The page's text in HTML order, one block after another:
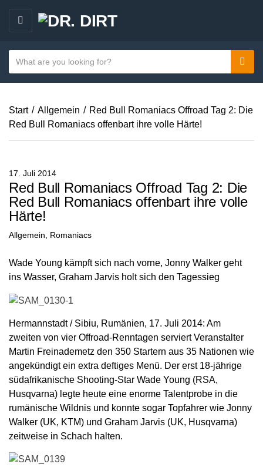
M
a
e
g
o
n
a
m
e
e
a
c
h
t
x
t
Start / Allgemein / Red Bull Romaniacs Offroad Tag 2: Die
Red Bull Romaniacs offenbart ihre volle Härte!
17. Juli 2014
Red Bull Romaniacs Offroad Tag 2: Die
Red Bull Romaniacs offenbart ihre volle
Härte!
Allgemein Romaniacs
Wade Young kämpft sich nach vorne, Jonny Walker geht
ins Wasser, Graham Jarvis holt sich den Tagessieg
Hermannstadt / Sibiu, Rumänien, 17. Juli 2014: Am
zweiten von vier Offroad-Renntagen serviert Veranstalter
Martin Freinademetz den 350 Startern aus 35 Nationen wie
angekündigt ein extra deftiges Menü. Der erst 18-jährige
südafrikanische Shooting-Star Wade Young (RSA,
Husqvarna) legte heute eine enorme Talentprobe in die
rumänische Wildnis und konnte sogar Topfahrer wie Jonny
Walker (UK, KTM) und Graham Jarvis (UK, Husqvarna)
zeitweise in Schach halten.